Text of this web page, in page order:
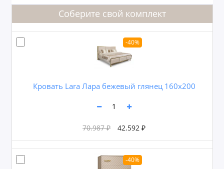
Соберите свой комплект
-40%
Кровать Lara Лара бежевый глянец 160х200
70.987 ₽ 42.592 ₽
-40%